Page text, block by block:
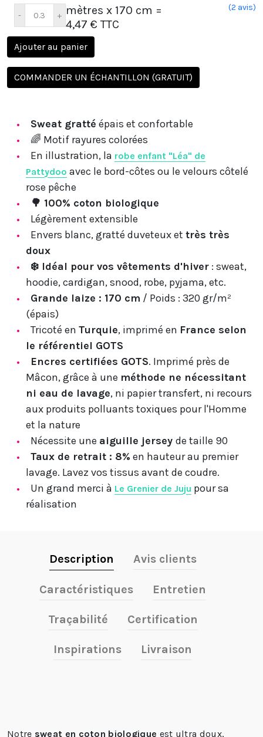
(2 avis)
mètres x 170 cm =
4,47 € TTC
Ajouter au panier
COMMANDER UN ÉCHANTILLON (GRATUIT)
Sweat gratté épais et confortable
🌈 Motif rayures colorées
En illustration, la robe enfant "Léa" de
Pattydoo avec le bord-côtes ou le velours côtelé
rose pêche
🌳 100% coton biologique
Légèrement extensible
Envers blanc, gratté duveteux et très très
doux
❄️ Idéal pour vos vêtements d'hiver : sweat,
hoodie, cardigan, snood, robe, pyjama, etc.
Grande laize : 170 cm / Poids : 320 gr/m²
(épais)
Tricoté en Turquie, imprimé en France selon
le référentiel GOTS
Encres certifiées GOTS. Imprimé près de
Mâcon, grâce à une méthode ne nécessitant
ni eau de lavage, ni papier transfert, ni recours
aux produits polluants toxiques pour l'Homme
et la nature
Nécessite une aiguille jersey de taille 90
Taux de retrait : 8% en hauteur au premier
lavage. Lavez vos tissus avant de coudre.
Un grand merci à Le Grenier de Juju pour sa
réalisation
Description Avis clients
Caractéristiques Entretien
Traçabilité Certification
Inspirations Livraison
Notre sweat en coton biologique est ultra doux,